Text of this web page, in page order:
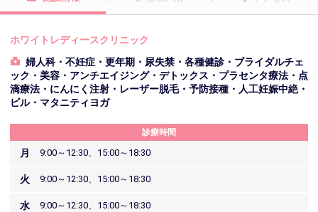
ホワイトレディースクリニック
婦人科・不妊症・更年期・尿失禁・各種健診・ブライダルチェ
ック・美容・アンチエイジング・デトックス・プラセンタ療法・点
滴療法・にんにく注射・レーザー脱毛・予防接種・人工妊娠中絶・
ピル・マタニティヨガ
診療時間
月 9:00～12:30、15:00～18:30
火 9:00～12:30、15:00～18:30
水 9:00～12:30、15:00～18:30